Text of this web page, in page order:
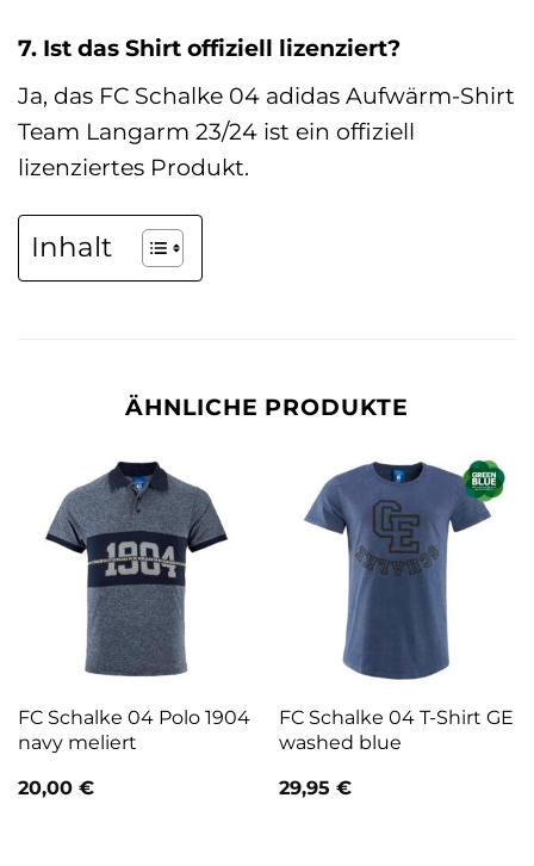
7. Ist das Shirt offiziell lizenziert?
Ja, das FC Schalke 04 adidas Aufwärm-Shirt
Team Langarm 23/24 ist ein offiziell
lizenziertes Produkt.
Inhalt
ÄHNLICHE PRODUKTE
FC Schalke 04 Polo 1904
navy meliert
20,00 €
FC Schalke 04 T-Shirt GE
washed blue
29,95 €